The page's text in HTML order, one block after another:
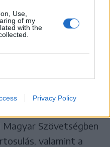
Use,
of my
with the
Privacy Policy
magyar
ízben beszámolt,
hosszú
ellentétek
köré szerveződött,
Magyar Szövetségben
valamint a